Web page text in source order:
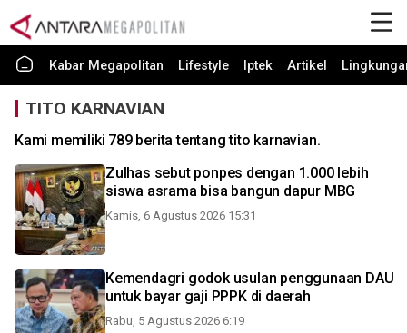
Kabar Megapolitan Lifestyle Iptek Artikel
TITO KARNAVIAN
Kami memiliki 789 berita tentang tito karnavian.
Zulhas sebut ponpes dengan 1.000 lebih
siswa asrama bisa bangun dapur MBG
Kamis, 6 Agustus 2026 15:31
Kemendagri godok usulan penggunaan DAU
untuk bayar gaji PPPK di daerah
Rabu, 5 Agustus 2026 6:19